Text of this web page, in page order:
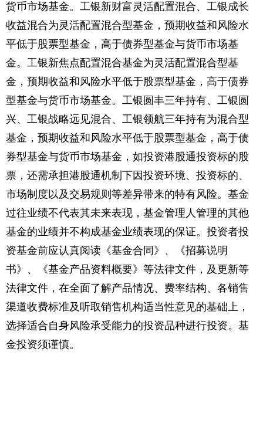
货币市场基金。工银新财富灵活配置混合、工银成长
收益混合为灵活配置混合型基金，预期收益和风险水
平低于股票型基金，高于债券型基金与货币市场基
金。工银新焦点配置混合基金为灵活配置混合型基
金，预期收益和风险水平低于股票型基金，高于债券
型基金与货币市场基金。工银圆丰三年持有、工银圆
兴、工银战略远见混合、工银领航三年持有为混合型
基金，预期收益和风险水平低于股票型基金，高于债
券型基金与货币市场基金，如投资港股通投资标的股
票，还需承担港股通机制下因投资环境、投资标的、
市场制度以及交易规则等差异带来的特有风险。基金
过往业绩不代表其未来表现，基金管理人管理的其他
基金的业绩并不构成基金业绩表现的保证。投资者投
资基金前应认真阅读《基金合同》、《招募说明
书》、《基金产品资料概要》等法律文件，及更新等
法律文件，在全面了解产品情况、费率结构、各销售
渠道收费标准及听取销售机构适当性意见的基础上，
选择适合自身风险承受能力的投资品种进行投资。基
金投资须谨慎。